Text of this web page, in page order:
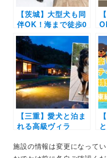
【茨城】大型犬も同
伴OK！海まで徒歩0
分のビーチグランピ
ング「Sugar
Beach Oarai」
2024年4月1日グラ
ンドオープン
【三重】愛犬と泊ま
れる高級ヴィラ
待望の大型犬＆多頭
施設の情報は変更になってい